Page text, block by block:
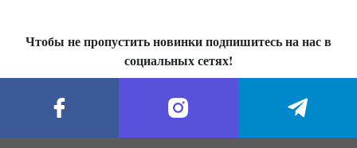
Чтобы не пропустить новинки подпишитесь на нас в
социальных сетях!